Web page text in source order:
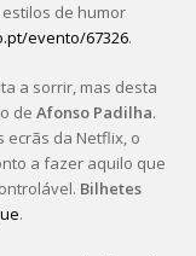
de humor
evento/67326.
a sorrir, mas desta
deAfonso Padilha.
ecrãs da Netflix, o
a fazer aquilo que
Bilhetes
.